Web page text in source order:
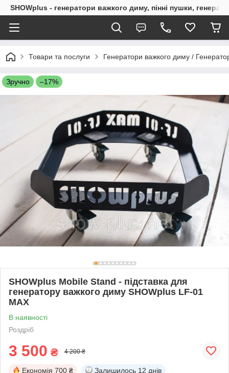
SHOWplus - генератори важкого диму, пінні пушки,
Товари та послуги Генератори важкого диму /
Зручно –17%
SHOWplus Mobile Stand - підставка для
генератору важкого диму SHOWplus LF-01
MAX
В наявності
Роздріб
3 500 ₴ 4 200 ₴
Економія 700 ₴ Залишилось 12 днів